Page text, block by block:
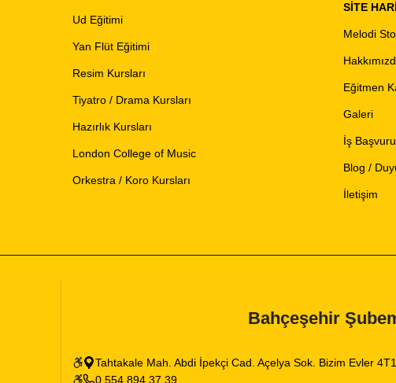
Ud Eğitimi
Yan Flüt Eğitimi
Resim Kursları
Tiyatro / Drama Kursları
Hazırlık Kursları
London College of Music
Orkestra / Koro Kursları
SITE
Melodi
Eğitmen
Galeri
İş
Blog /
İletişim
Bahçeşehir
Tahtakale Mah. Abdi İpekçi Cad. Açelya Sok. Bizim Evler
0 554 894 37 39